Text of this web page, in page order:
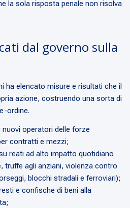
la sola risposta penale non risolva
dal governo sulla
ha elencato misure e risultati che il
azione, costruendo una sorta di
ordine.
nuovi operatori delle forze
contratti e mezzi;
reati ad alto impatto quotidiano
truffe agli anziani, violenza contro
blocchi stradali e ferroviari);
e confische di beni alla